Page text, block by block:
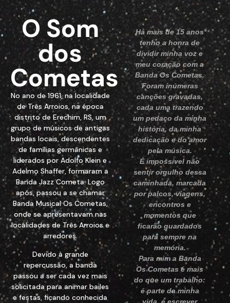
O Som
dos
Cometas
No ano de 1961, na localidade
de Três Arroios, na época
distrito de Erechim, RS, um
grupo de músicos de antigas
bandas locais, descendentes
de famílias germânicas e
liderados por Adolfo Klein e
Adelmo Shaffer, formaram a
Banda Jazz Cometa. Logo
após, passou a se chamar
Banda Musical Os Cometas,
onde se apresentavam nas
localidades de Três Arroios e
arredores.
Devido à grande
repercussão, a banda
passou a ser cada vez mais
solicitada para animar bailes
e festas, ficando conhecida
Há mais de 15 anos
tenho a honra de
dividir minha voz e
meu coração com a
Banda Os Cometas.
Foram inúmeras
canções gravadas,
cada uma trazendo
um pedaço da minha
história, da minha
dedicação e do amor
pela música.
É impossível não
sentir orgulho dessa
caminhada, marcada
por palcos, viagens,
encontros e
momentos que
ficarão guardados
para sempre na
memória.
Para mim a Banda
Os Cometas é mais
do que um trabalho:
é parte da minha